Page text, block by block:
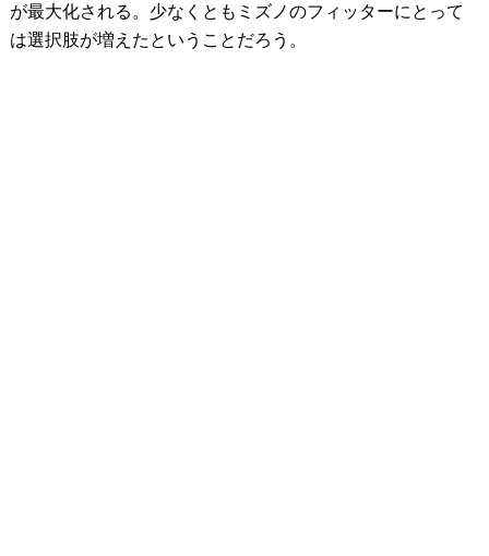
が最大化される。少なくともミズノのフィッターにとって
は選択肢が増えたということだろう。